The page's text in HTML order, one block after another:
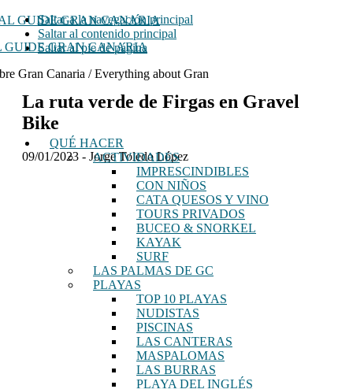
Saltar a la navegación principal
Saltar al contenido principal
Saltar al pie de página
GUIDE GRAN CANARIA
Gran Canaria / Everything about Gran
QUÉ HACER
ACTIVIDADES
IMPRESCINDIBLES
CON NIÑOS
CATA QUESOS Y VINO
TOURS PRIVADOS
BUCEO & SNORKEL
KAYAK
SURF
LAS PALMAS DE GC
PLAYAS
TOP 10 PLAYAS
NUDISTAS
PISCINAS
LAS CANTERAS
MASPALOMAS
LAS BURRAS
PLAYA DEL INGLÉS
La ruta verde de Firgas en Gravel
Bike
09/01/2023 - Jorge Toledo López